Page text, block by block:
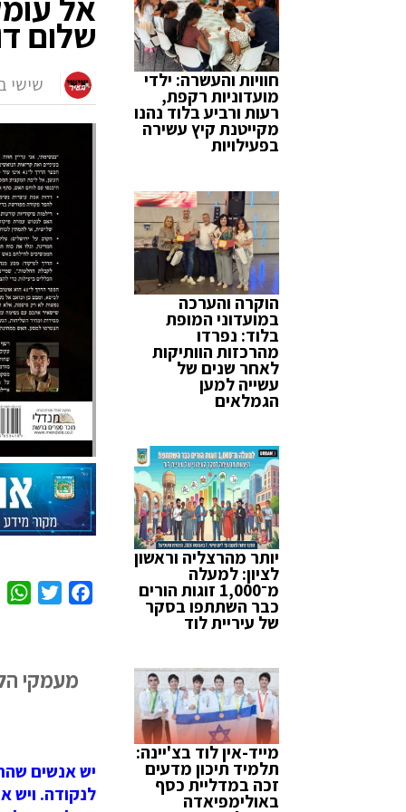
שלום
שישי
b
t
s
מעמקי
יש אנשים
לנקודה. ויש
חוויות והעשרה: ילדי
מועדוניות רקפת,
רעות ורביע בלוד נהנו
מקייטנת קיץ עשירה
בפעילויות
הוקרה והערכה
במועדוני המופת
בלוד: נפרדו
מהרכזות הוותיקות
לאחר שנים של
עשייה למען
הגמלאים
יותר מהרצליה וראשון
לציון: למעלה
מ־1,000 זוגות הורים
כבר השתתפו בסקר
של עיריית לוד
מייד-אין לוד בצ'יינה:
תלמיד תיכון מדעים
זכה במדליית כסף
באולימפיאדה